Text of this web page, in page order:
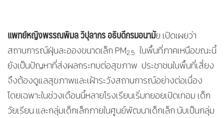
แพทย์หญิงพรรณพิมล วิปุลากร อธิบดีกรมอนามัย เปิดเผยว่า
สถานการณ์ฝุ่นละอองขนาดเล็ก PM2.5 ในพื้นที่ภาคเหนือขณะนี้
ยังเป็นปัญหาที่ส่งผลกระทบต่อสุขภาพ ประชาชนในพื้นที่เสี่ยง
จึงต้องดูแลสุขภาพและเฝ้าระวังสถานการณ์อย่างต่อเนื่อง
โดยเฉพาะในช่วงเดือนนี้หลายโรงเรียนเริ่มทยอยเปิดเทอม เด็ก
วัยเรียน และกลุ่มเด็กเล็กภายในศูนย์พัฒนาเด็กเล็ก นับเป็นกลุ่ม